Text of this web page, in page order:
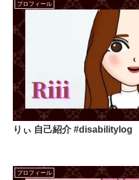
プロフィール
りぃ 自己紹介 #disabilitylog
プロフィール